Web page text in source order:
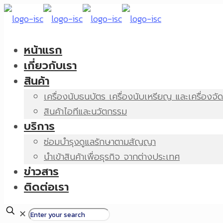
หน้าแรก
เกี่ยวกับเรา
สินค้า
เครื่องนับธนบัตร เครื่องนับเหรียญ และเครื่องจั
สินค้าไอทีและนวัตกรรม
บริการ
ซ่อมบำรุงดูแลรักษาตามสัญญา
นำเข้าสินค้าเพื่อธุรกิจ จากต่างประเทศ
ข่าวสาร
ติดต่อเรา
✕